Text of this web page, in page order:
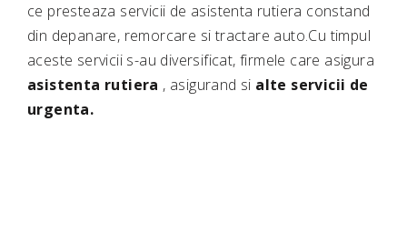
ce presteaza servicii de asistenta rutiera constand
din depanare, remorcare si tractare auto.Cu timpul
aceste servicii s-au diversificat, firmele care asigura
asistenta rutiera , asigurand si alte servicii de
urgenta.